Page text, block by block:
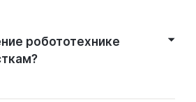
робототехнике